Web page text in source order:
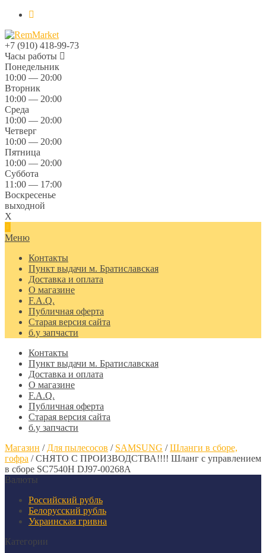
+7 (910) 418-99-73
Часы работы
Понедельник
10:00 — 20:00
Вторник
10:00 — 20:00
Среда
10:00 — 20:00
Четверг
10:00 — 20:00
Пятница
10:00 — 20:00
Суббота
11:00 — 17:00
Воскресенье
выходной
X
Меню
Контакты
Пункт выдачи м. Братиславская
Доставка и оплата
О магазине
F.A.Q.
Публичная оферта
Старая версия сайта
б.у запчасти
Контакты
Пункт выдачи м. Братиславская
Доставка и оплата
О магазине
F.A.Q.
Публичная оферта
Старая версия сайта
б.у запчасти
Магазин / Для пылесосов / SAMSUNG /Шланги в сборе,
гофра /СНЯТО С ПРОИЗВОДСТВА!!!! Шланг с управлением
в сборе SC7540H DJ97-00268A
Валюты
Российский рубль
Белорусский рубль
Украинская гривна
Категории